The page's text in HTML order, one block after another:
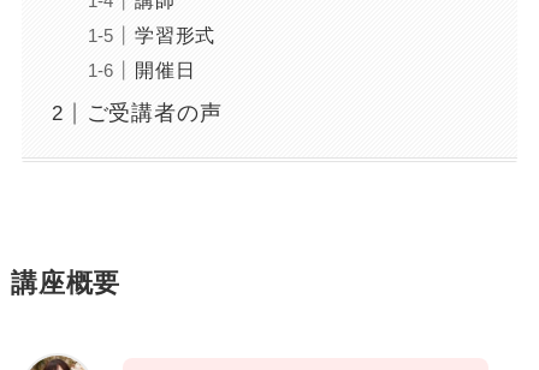
学習形式
開催日
ご受講者の声
講座概要